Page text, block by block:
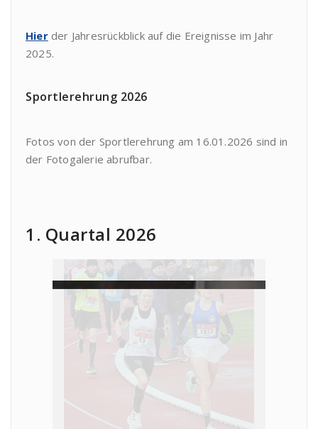
Hierder Jahresrückblick auf die Ereignisse im Jahr
2025.
Sportlerehrung 2026
Fotos von der Sportlerehrung am 16.01.2026 sind in
der Fotogalerie abrufbar.
1. Quartal 2026